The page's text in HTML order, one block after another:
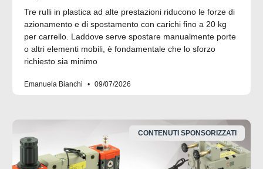
Tre rulli in plastica ad alte prestazioni riducono le forze di
azionamento e di spostamento con carichi fino a 20 kg
per carrello. Laddove serve spostare manualmente porte
o altri elementi mobili, è fondamentale che lo sforzo
richiesto sia minimo
Emanuela Bianchi 09/07/2026
CONTENUTI SPONSORIZZATI